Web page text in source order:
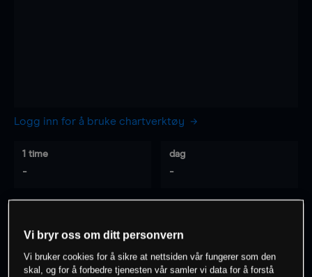
Logg inn for å bruke chartverktøy
1 time
-
dag
-
- -
Vi bryr oss om ditt personvern
Vi bruker cookies for å sikre at nettsiden vår fungerer som den
skal, og for å forbedre tjenesten vår samler vi data for å forstå